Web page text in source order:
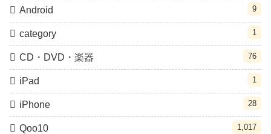
Android 9
category 1
CD・DVD・楽器 76
iPad 1
iPhone 28
Qoo10 1,017